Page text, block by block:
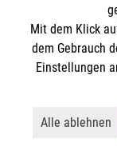
Der Malteser
gemeinnützige
Mit dem Klick
dem Gebrauch
Einstellungen
Alle ablehnen
Lehnt